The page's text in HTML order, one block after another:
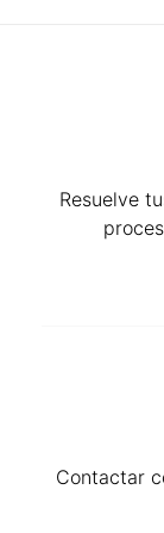
Resuelve
Contactar